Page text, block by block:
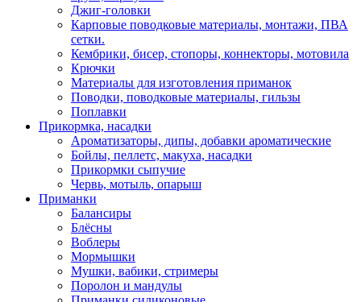
Джиг-головки
Карповые поводковые материалы, монтажи, ПВА
сетки.
Кембрики, бисер, стопоры, коннекторы, мотовила
Крючки
Материалы для изготовления приманок
Поводки, поводковые материалы, гильзы
Поплавки
Прикормка, насадки
Ароматизаторы, дипы, добавки ароматические
Бойлы, пеллетс, макуха, насадки
Прикормки сыпучие
Червь, мотыль, опарыш
Приманки
Балансиры
Блёсны
Воблеры
Мормышки
Мушки, вабики, стримеры
Поролон и мандулы